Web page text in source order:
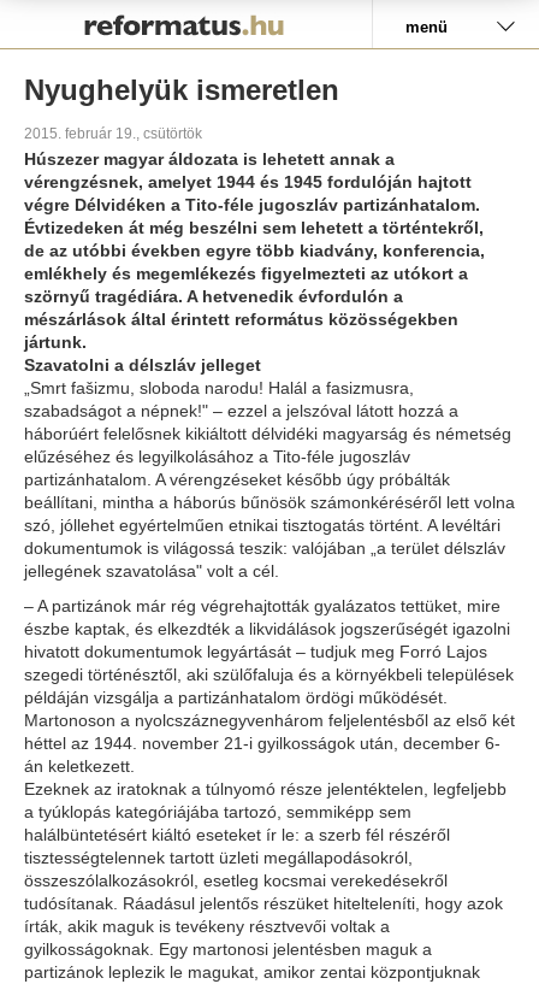
menü
Nyughelyük ismeretlen
2015. február 19., csütörtök
Húszezer magyar áldozata is lehetett annak a
vérengzésnek, amelyet 1944 és 1945 fordulóján hajtott
végre Délvidéken a Tito-féle jugoszláv partizánhatalom.
Évtizedeken át még beszélni sem lehetett a történtekről,
de az utóbbi években egyre több kiadvány, konferencia,
emlékhely és megemlékezés figyelmezteti az utókort a
szörnyű tragédiára. A hetvenedik évfordulón a
mészárlások által érintett református közösségekben
jártunk.
Szavatolni a délszláv jelleget
„Smrt fašizmu, sloboda narodu! Halál a fasizmusra,
szabadságot a népnek!" – ezzel a jelszóval látott hozzá a
háborúért felelősnek kikiáltott délvidéki magyarság és németség
elűzéséhez és legyilkolásához a Tito-féle jugoszláv
partizánhatalom. A vérengzéseket később úgy próbálták
beállítani, mintha a háborús bűnösök számonkéréséről lett volna
szó, jóllehet egyértelműen etnikai tisztogatás történt. A levéltári
dokumentumok is világossá teszik: valójában „a terület délszláv
jellegének szavatolása" volt a cél.
– A partizánok már rég végrehajtották gyalázatos tettüket, mire
észbe kaptak, és elkezdték a likvidálások jogszerűségét igazolni
hivatott dokumentumok legyártását – tudjuk meg Forró Lajos
szegedi történésztől, aki szülőfaluja és a környékbeli települések
példáján vizsgálja a partizánhatalom ördögi működését.
Martonoson a nyolcszáznegyvenhárom feljelentésből az első két
héttel az 1944. november 21-i gyilkosságok után, december 6-
án keletkezett.
Ezeknek az iratoknak a túlnyomó része jelentéktelen, legfeljebb
a tyúklopás kategóriájába tartozó, semmiképp sem
halálbüntetésért kiáltó eseteket ír le: a szerb fél részéről
tisztességtelennek tartott üzleti megállapodásokról,
összeszólalkozásokról, esetleg kocsmai verekedésekről
tudósítanak. Ráadásul jelentős részüket hitelteleníti, hogy azok
írták, akik maguk is tevékeny résztvevői voltak a
gyilkosságoknak. Egy martonosi jelentésben maguk a
partizánok leplezik le magukat, amikor zentai központjuknak